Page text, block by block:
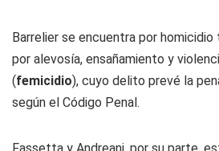
Barrelier se encuentra por
por alevosía, ensañamiento y
(femicidio), cuyo delito prevé la
según el Código Penal.